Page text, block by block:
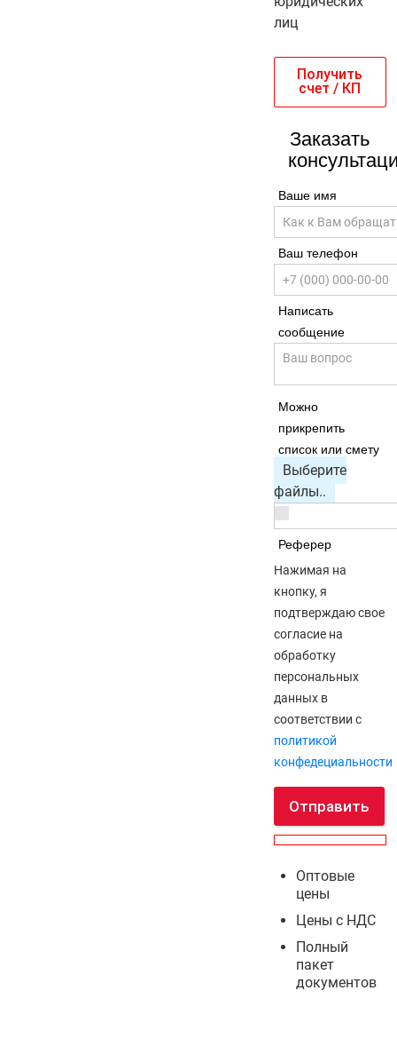
лиц
Получить
счет / КП
Заказать
Ваше имя
Ваш телефон
Написать
сообщение
Можно
прикрепить
список или смету
Выберите
файлы..
Реферер
Нажимая на
кнопку, я
подтверждаю свое
согласие на
обработку
персональных
данных в
соответствии с
политикой
конфедециальности
Отправить
Оптовые
цены
Цены с НДС
Полный
пакет
документов